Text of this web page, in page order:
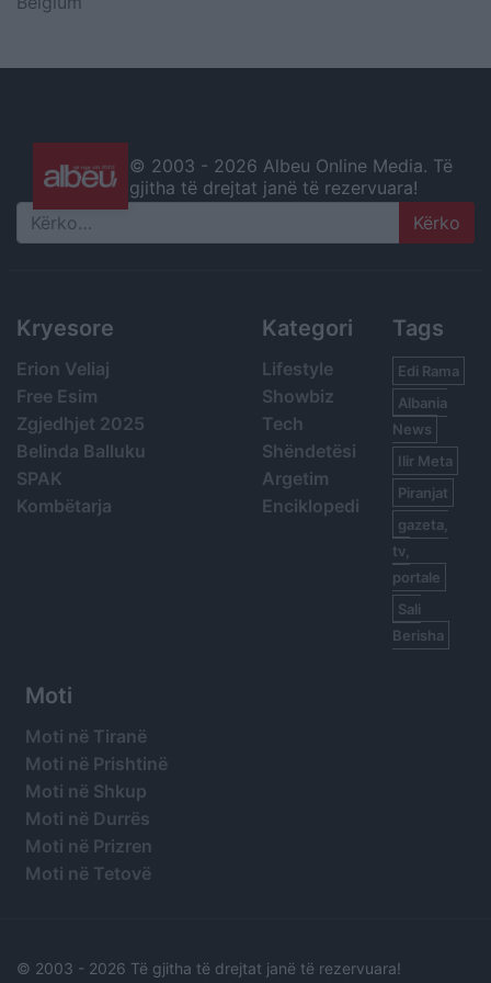
© 2003 - 2026 Albeu Online Media. Të
gjitha të drejtat janë të rezervuara!
Search
Kryesore
Erion Veliaj
Free Esim
Zgjedhjet 2025
Belinda Balluku
SPAK
Kombëtarja
Kategori
Lifestyle
Showbiz
Tech
Shëndetësi
Argetim
Enciklopedi
Tags
Edi Rama
Albania
News
Ilir Meta
Piranjat
gazeta,
tv,
portale
Sali
Berisha
Moti
Moti në Tiranë
Moti në Prishtinë
Moti në Shkup
Moti në Durrës
Moti në Prizren
Moti në Tetovë
© 2003 - 2026 Të gjitha të drejtat janë të rezervuara!